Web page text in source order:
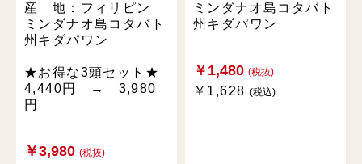
産 地：フィリピン
ミンダナオ島コタバト
州キダパワン
★お得な3頭セット★
4,440円 → 3,980
円
￥3,980 (税抜)
ミンダナオ島コタバト
州キダパワン
￥1,480 (税抜)
￥1,628 (税込)